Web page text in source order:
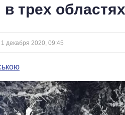
трех областях
1 декабря 2020, 09:45